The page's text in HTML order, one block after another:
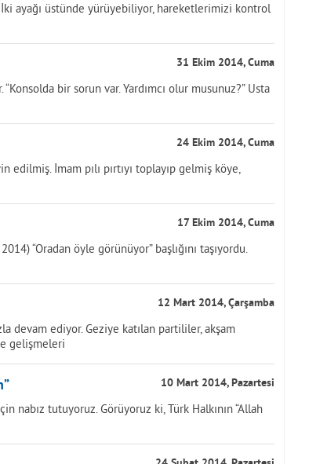
ayağı üstünde yürüyebiliyor, hareketlerimizi kontrol
31 Ekim 2014, Cuma
bir sorun var. Yardımcı olur musunuz?” Usta
24 Ekim 2014, Cuma
İmam pılı pırtıyı toplayıp gelmiş köye,
17 Ekim 2014, Cuma
“Oradan öyle görünüyor” başlığını taşıyordu.
12 Mart 2014, Çarşamba
devam ediyor. Geziye katılan partililer, akşam
gelişmeleri
10 Mart 2014, Pazartesi
nabız tutuyoruz. Görüyoruz ki, Türk Halkının “Allah